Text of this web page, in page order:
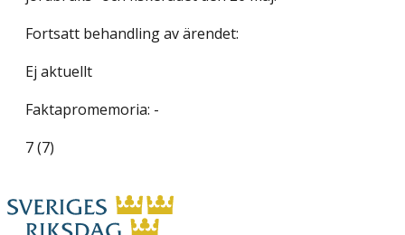
Fortsatt behandling av ärendet:
Ej aktuellt
Faktapromemoria: -
7 (7)